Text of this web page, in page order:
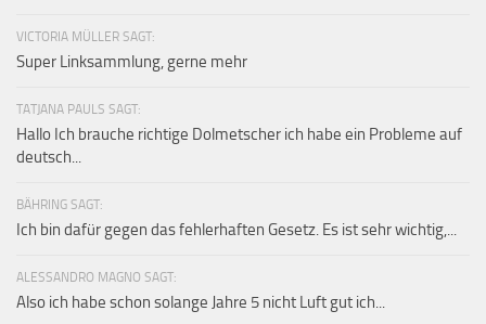
VICTORIA MÜLLER SAGT:
Super Linksammlung, gerne mehr
TATJANA PAULS SAGT:
Hallo Ich brauche richtige Dolmetscher ich habe ein Probleme auf
deutsch...
BÄHRING SAGT:
Ich bin dafür gegen das fehlerhaften Gesetz. Es ist sehr wichtig,...
ALESSANDRO MAGNO SAGT:
Also ich habe schon solange Jahre 5 nicht Luft gut ich...